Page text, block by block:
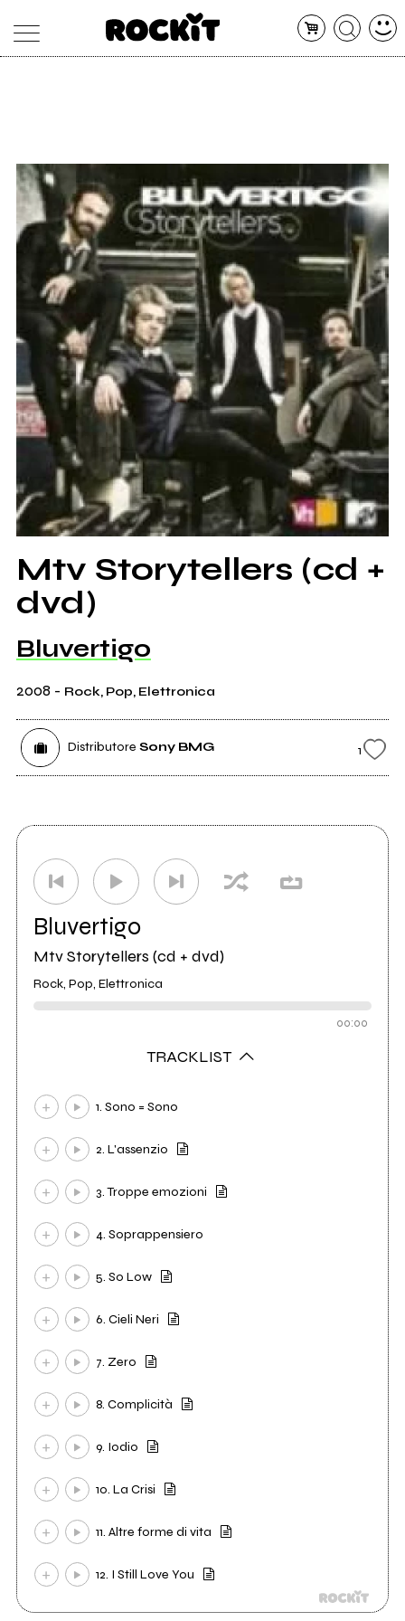
ARTISTI
CONCERTI
SHOP
RADIO
Mtv Storytellers (cd +
dvd)
Bluvertigo
2008 - Rock, Pop, Elettronica
Distributore Sony BMG 1
Bluvertigo
Mtv Storytellers (cd + dvd)
Rock, Pop, Elettronica
00:00
TRACKLIST
1. Sono = Sono
2. L'assenzio
3. Troppe emozioni
4. Soprappensiero
5. So Low
6. Cieli Neri
7. Zero
8. Complicità
9. Iodio
10. La Crisi
11. Altre forme di vita
12. I Still Love You